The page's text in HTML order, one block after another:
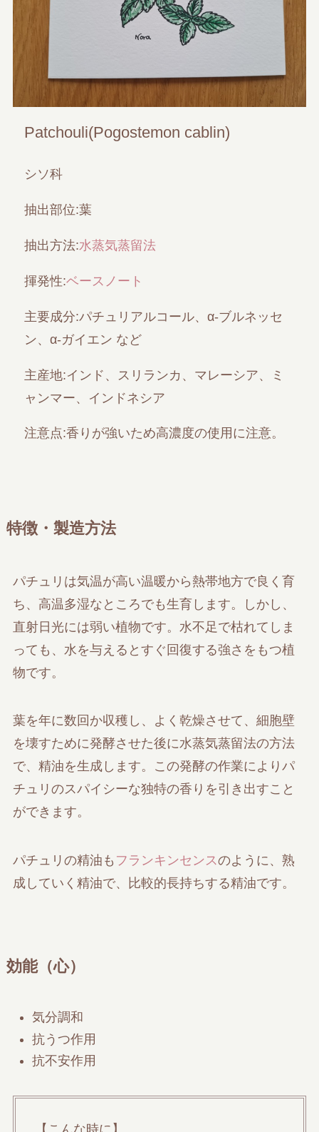
Patchouli(Pogostemon cablin)
シソ科
抽出部位:葉
抽出方法:水蒸気蒸留法
揮発性:ベースノート
主要成分:パチュリアルコール、α-ブルネッセ
ン、α-ガイエン など
主産地:インド、スリランカ、マレーシア、ミ
ャンマー、インドネシア
注意点:香りが強いため高濃度の使用に注意。
特徴・製造方法
パチュリは気温が高い温暖から熱帯地方で良く育
ち、高温多湿なところでも生育します。しかし、
直射日光には弱い植物です。水不足で枯れてしま
っても、水を与えるとすぐ回復する強さをもつ植
物です。
葉を年に数回か収穫し、よく乾燥させて、細胞壁
を壊すために発酵させた後に水蒸気蒸留法の方法
で、精油を生成します。この発酵の作業によりパ
チュリのスパイシーな独特の香りを引き出すこと
ができます。
パチュリの精油も フランキンセンスのように、熟
成していく精油で、比較的長持ちする精油です。
効能（心）
気分調和
抗うつ作用
抗不安作用
【こんな時に】